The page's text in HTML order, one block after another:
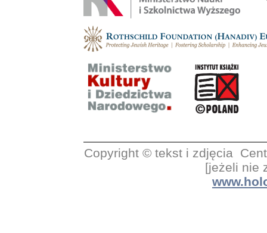
Copyright © tekst i zdjęcia
[jeżeli nie